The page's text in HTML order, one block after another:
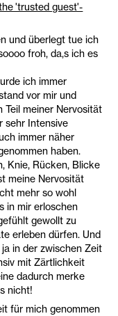
'trusted guest'-
und überlegt tue ich
froh, da,s ich es
ich immer
vor mir und
Teil meiner Nervosität
sehr Intensive
immer näher
haben.
Knie, Rücken, Blicke
meine Nervosität
mehr so wohl
in mir erloschen
gewollt zu
erleben dürfen. Und
in der zwischen Zeit
mit Zärtlichkeit
dadurch merke
nicht!
für mich genommen